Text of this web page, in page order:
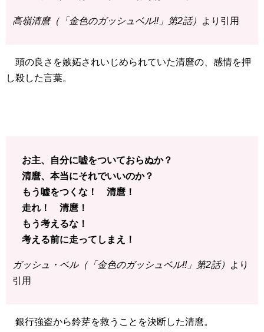
高嶺清麿（「金色のガッシュベル!!」第2話） より引用
頭の良さを嫉妬されいじめられていた清麿の、感情を押
し殺した言葉。
お主、自分に嘘をついておらぬか？
清麿、本当にそれでいいのか？
もう嘘をつくな！ 清麿！
走れ！ 清麿！
もう考えるな！
考える前に走ってしまえ！
ガッシュ・ベル（「金色のガッシュベル!!」第2話）
より
引用
銀行強盗から鈴芽を救うことを決断した清麿。